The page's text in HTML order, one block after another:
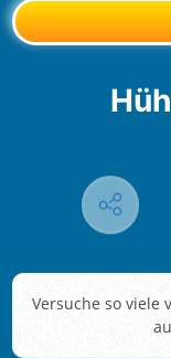
Versuche so viele